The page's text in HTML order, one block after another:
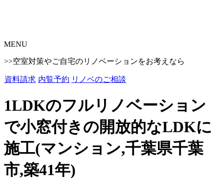
MENU
>>空室対策やご自宅のリノベーションをお考えなら
資料請求 内覧予約 リノベのご相談
1LDKのフルリノベーション
で小窓付きの開放的なLDKに
施工(マンション,千葉県千葉
市,築41年)